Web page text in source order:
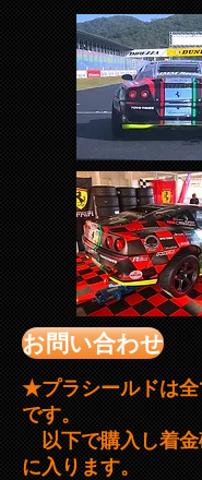
お問い合わせ
★プラシールドは全
です。
以下で購入し着金
に入ります。